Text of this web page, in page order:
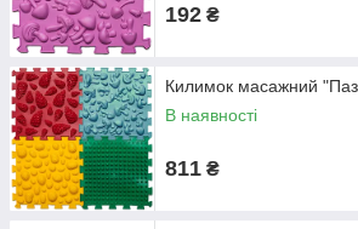
192 ₴
Килимок масажний
В наявності
811 ₴